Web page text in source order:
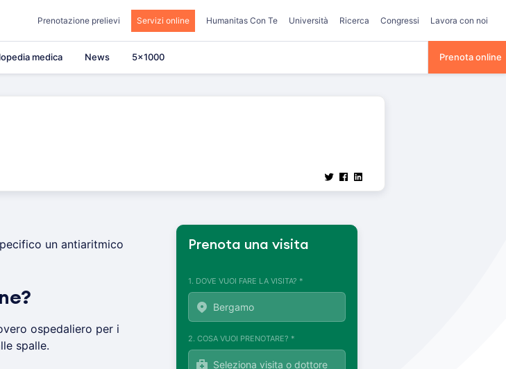
Prenotazione prelievi Servizi online Humanitas Con Te Università Ricerca Congressi Lavora con noi
medica News 5×1000 Prenota online
un antiaritmico
ospedaliero per i
spalle.
Prenota una visita
1. DOVE VUOI FARE LA VISITA? *
2. COSA VUOI PRENOTARE? *